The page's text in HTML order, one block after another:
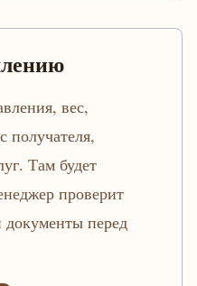
вес,
получателя,
Там будет
проверит
перед